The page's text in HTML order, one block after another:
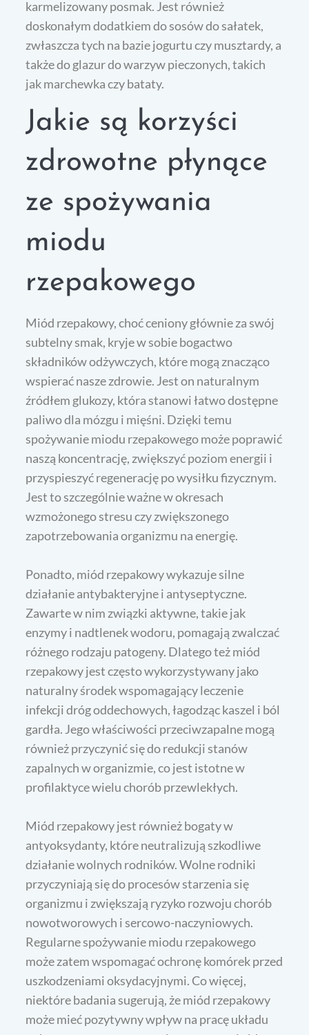
karmelizowany posmak. Jest również
doskonałym dodatkiem do sosów do sałatek,
zwłaszcza tych na bazie jogurtu czy musztardy, a
także do glazur do warzyw pieczonych, takich
jak marchewka czy bataty.
Jakie są korzyści
zdrowotne płynące
ze spożywania
miodu
rzepakowego
Miód rzepakowy, choć ceniony głównie za swój
subtelny smak, kryje w sobie bogactwo
składników odżywczych, które mogą znacząco
wspierać nasze zdrowie. Jest on naturalnym
źródłem glukozy, która stanowi łatwo dostępne
paliwo dla mózgu i mięśni. Dzięki temu
spożywanie miodu rzepakowego może poprawić
naszą koncentrację, zwiększyć poziom energii i
przyspieszyć regenerację po wysiłku fizycznym.
Jest to szczególnie ważne w okresach
wzmożonego stresu czy zwiększonego
zapotrzebowania organizmu na energię.
Ponadto, miód rzepakowy wykazuje silne
działanie antybakteryjne i antyseptyczne.
Zawarte w nim związki aktywne, takie jak
enzymy i nadtlenek wodoru, pomagają zwalczać
różnego rodzaju patogeny. Dlatego też miód
rzepakowy jest często wykorzystywany jako
naturalny środek wspomagający leczenie
infekcji dróg oddechowych, łagodząc kaszel i ból
gardła. Jego właściwości przeciwzapalne mogą
również przyczynić się do redukcji stanów
zapalnych w organizmie, co jest istotne w
profilaktyce wielu chorób przewlekłych.
Miód rzepakowy jest również bogaty w
antyoksydanty, które neutralizują szkodliwe
działanie wolnych rodników. Wolne rodniki
przyczyniają się do procesów starzenia się
organizmu i zwiększają ryzyko rozwoju chorób
nowotworowych i sercowo-naczyniowych.
Regularne spożywanie miodu rzepakowego
może zatem wspomagać ochronę komórek przed
uszkodzeniami oksydacyjnymi. Co więcej,
niektóre badania sugerują, że miód rzepakowy
może mieć pozytywny wpływ na pracę układu